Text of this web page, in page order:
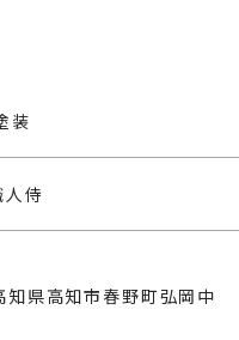
装
侍
県高知市春野町弘岡中